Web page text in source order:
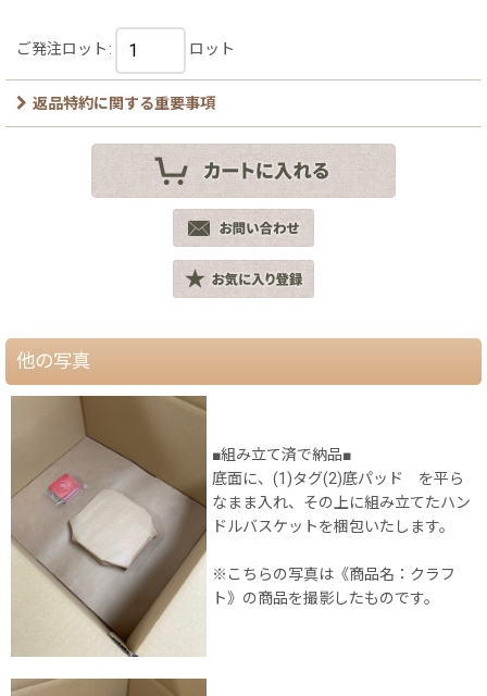
ご発注ロット : ロット
返品特約に関する重要事項
他の写真
■組み立て済で納品■
底面に、(1)タグ(2)底パッド を平ら
なまま入れ、その上に組み立てたハン
ドルバスケットを梱包いたします。
※こちらの写真は《商品名：クラフ
ト》の商品を撮影したものです。